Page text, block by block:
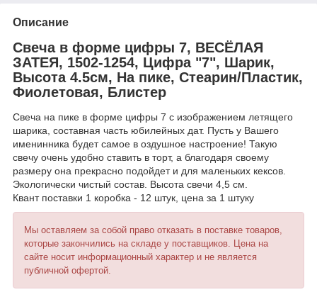
Описание
Свеча в форме цифры 7, ВЕСЁЛАЯ
ЗАТЕЯ, 1502-1254, Цифра "7", Шарик,
Высота 4.5см, На пике, Стеарин/Пластик,
Фиолетовая, Блистер
Свеча на пике в форме цифры 7 с изображением летящего
шарика, составная часть юбилейных дат. Пусть у Вашего
именинника будет самое в оздушное настроение! Такую
свечу очень удобно ставить в торт, а благодаря своему
размеру она прекрасно подойдет и для маленьких кексов.
Экологически чистый состав. Высота свечи 4,5 см.
Квант поставки 1 коробка - 12 штук, цена за 1 штуку
Мы оставляем за собой право отказать в поставке товаров,
которые закончились на складе у поставщиков. Цена на
сайте носит информационный характер и не является
публичной офертой.